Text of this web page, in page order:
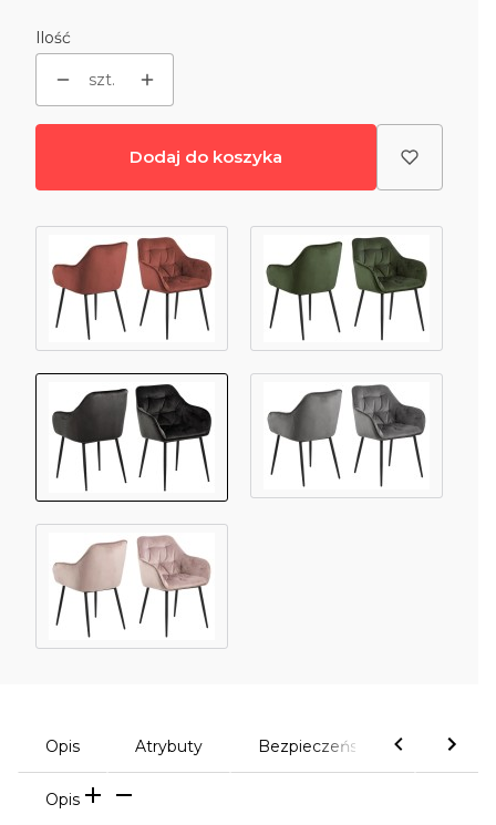
Ilość
szt.
Dodaj do koszyka
Opis Atrybuty Bezpieczeństwo
Opis